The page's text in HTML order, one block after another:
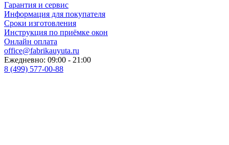
Гарантия и сервис
Информация для покупателя
Сроки изготовления
Инструкция по приёмке окон
Онлайн оплата
office@fabrikauyuta.ru
Ежедневно: 09:00 - 21:00
8 (499) 577-00-88